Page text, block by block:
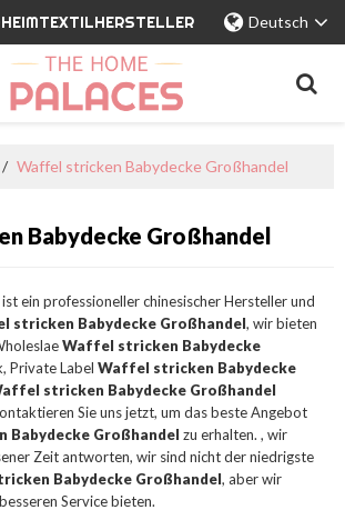
Deutsch
/ Waffel stricken Babydecke Großhandel
Babydecke Großhandel
ist ein professioneller chinesischer Hersteller und
stricken Babydecke Großhandel, wir bieten
Waffel stricken Babydecke
Private Label Waffel stricken Babydecke
stricken Babydecke Großhandel
Sie uns jetzt, um das beste Angebot
Großhandel zu erhalten. , wir
Zeit antworten, wir sind nicht der niedrigste
Babydecke Großhandel, aber wir
Service bieten.